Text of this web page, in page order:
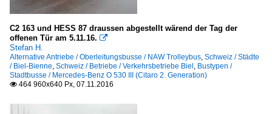
C2 163 und HESS 87 draussen abgestellt wärend der Tag der
offenen Tür am 5.11.16. 
Stefan H.
Alternative Antriebe / Oberleitungsbusse / NAW Trolleybus, Schweiz / Städte
/ Biel-Bienne, Schweiz / Betriebe / Verkehrsbetriebe Biel, Bustypen /
Stadtbusse / Mercedes-Benz O 530 III (Citaro 2. Generation)
 464 960x640 Px, 07.11.2016